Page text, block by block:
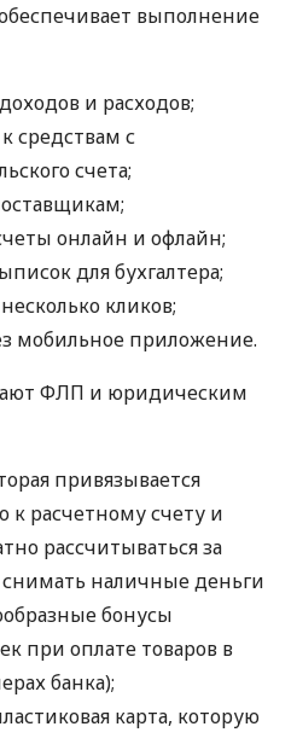
выполнение
и расходов;
средствам с
счета;
онлайн и офлайн;
для бухгалтера;
кликов;
мобильное приложение.
ФЛП и юридическим
привязывается
к расчетному счету и
рассчитываться за
снимать наличные деньги
бонусы
при оплате товаров в
банка);
карта, которую